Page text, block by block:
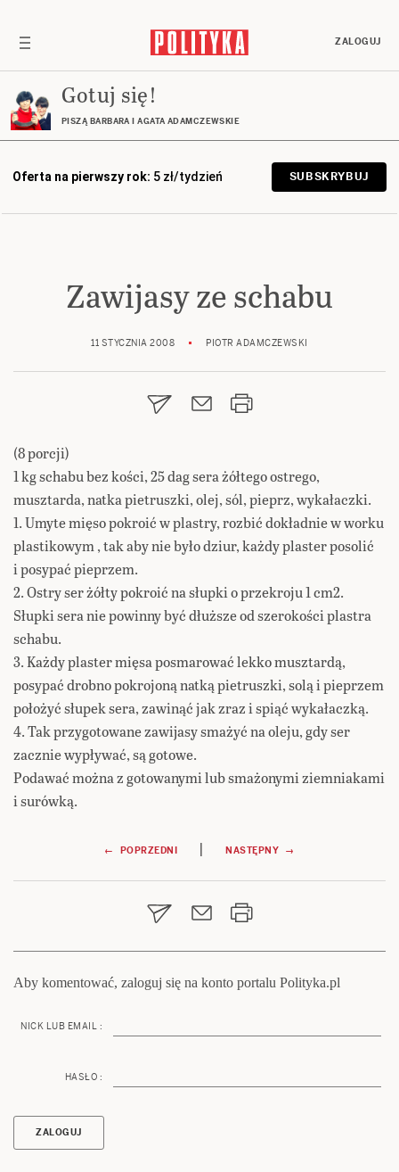
ZALOGUJ
Gotuj się!
PISZĄ BARBARA I AGATA ADAMCZEWSKIE
Oferta na pierwszy rok: 5 zł/tydzień SUBSKRYBUJ
Zawijasy ze schabu
11 STYCZNIA 2008 PIOTR ADAMCZEWSKI
(8 porcji)
1 kg schabu bez kości, 25 dag sera żółtego ostrego,
musztarda, natka pietruszki, olej, sól, pieprz, wykałaczki.
1. Umyte mięso pokroić w plastry, rozbić dokładnie w worku
plastikowym , tak aby nie było dziur, każdy plaster posolić
i posypać pieprzem.
2. Ostry ser żółty pokroić na słupki o przekroju 1 cm2.
Słupki sera nie powinny być dłuższe od szerokości plastra
schabu.
3. Każdy plaster mięsa posmarować lekko musztardą,
posypać drobno pokrojoną natką pietruszki, solą i pieprzem
położyć słupek sera, zawinąć jak zraz i spiąć wykałaczką.
4. Tak przygotowane zawijasy smażyć na oleju, gdy ser
zacznie wypływać, są gotowe.
Podawać można z gotowanymi lub smażonymi ziemniakami
i surówką.
Nawigacja
wpisu
← POPRZEDNI | NASTĘPNY →
Aby komentować, zaloguj się na konto portalu Polityka.pl
NICK LUB EMAIL :
HASŁO :